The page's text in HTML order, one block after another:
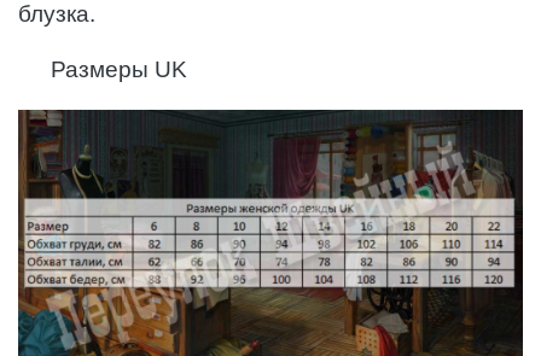
блузка.
Размеры UK